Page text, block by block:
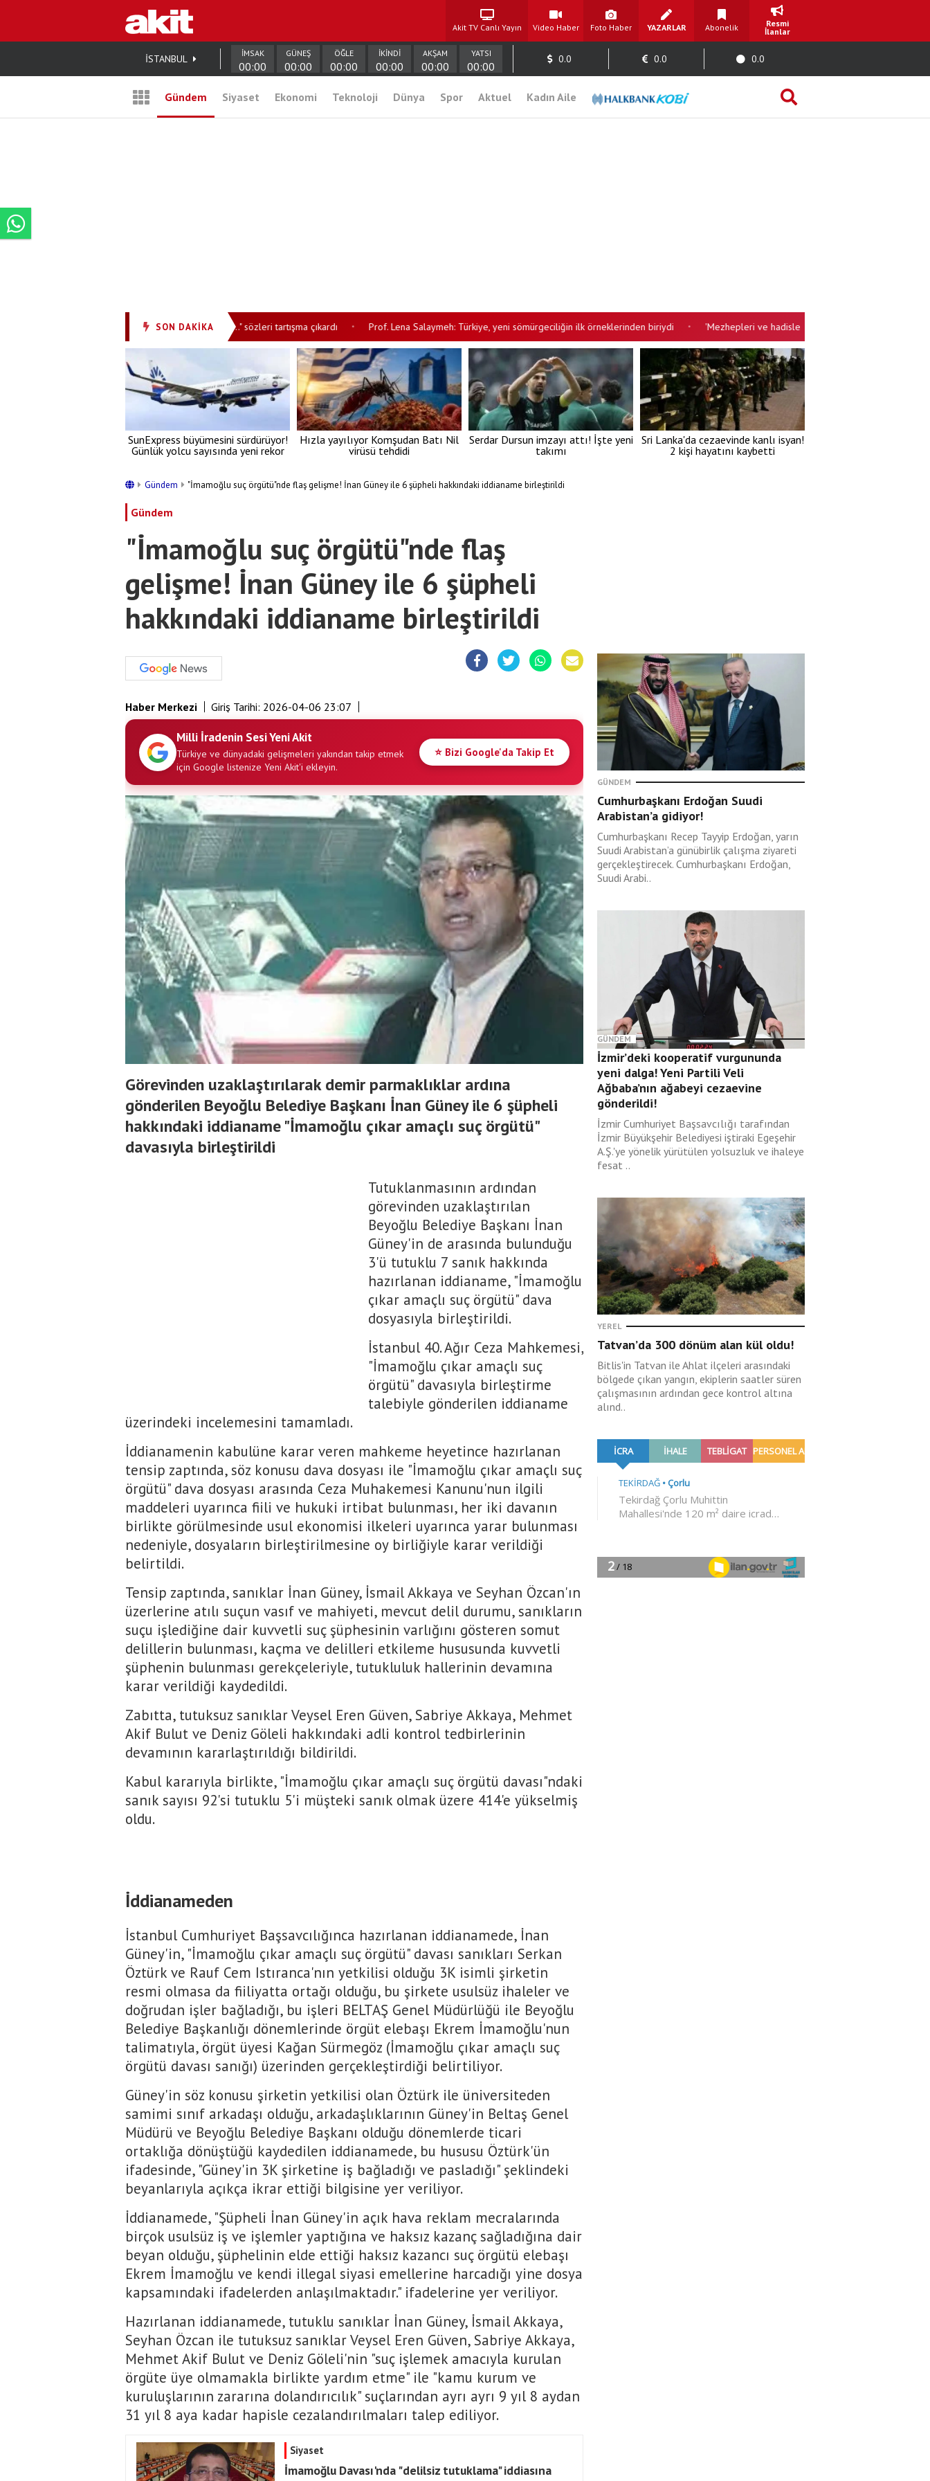
Akit TV Canlı Yayın Video Haber Foto Haber YAZARLAR Abonelik
Resmi
İlanlar
İSTANBUL İMSAK
00:00
GÜNEŞ
00:00
ÖĞLE
00:00
İKİNDİ
00:00
AKŞAM
00:00
YATSI
00:00
0.0 0.0 0.0
Gündem Siyaset Ekonomi Teknoloji Dünya Spor Aktuel Kadın Aile
SON DAKİKA
"Saçından bir tutam alayım da bakayım..." sözleri tartışma çıkardı • Prof. Lena Salaymeh: Türkiye, yeni sömürgeciliğin ilk örneklerinden biriydi • 'Mezhepleri ve hadisleri inkar etmenin sonu mürtetliktir!'
SunExpress büyümesini sürdürüyor!
Günlük yolcu sayısında yeni rekor
Hızla yayılıyor Komşudan Batı Nil
virüsü tehdidi
Serdar Dursun imzayı attı! İşte yeni
takımı
Sri Lanka'da cezaevinde kanlı isyan!
2 kişi hayatını kaybetti
Gündem "İmamoğlu suç örgütü"nde flaş gelişme! İnan Güney ile 6 şüpheli hakkındaki iddianame birleştirildi
Gündem
"İmamoğlu suç örgütü"nde flaş
gelişme! İnan Güney ile 6 şüpheli
hakkındaki iddianame birleştirildi
Haber Merkezi Giriş Tarihi: 2026-04-06 23:07
Milli İradenin Sesi Yeni Akit
Türkiye ve dünyadaki gelişmeleri yakından takip etmek
için Google listenize Yeni Akit'i ekleyin.
⭐ Bizi Google'da Takip Et
Görevinden uzaklaştırılarak demir parmaklıklar ardına
gönderilen Beyoğlu Belediye Başkanı İnan Güney ile 6 şüpheli
hakkındaki iddianame "İmamoğlu çıkar amaçlı suç örgütü"
davasıyla birleştirildi
Tutuklanmasının ardından
görevinden uzaklaştırılan
Beyoğlu Belediye Başkanı İnan
Güney'in de arasında bulunduğu
3'ü tutuklu 7 sanık hakkında
hazırlanan iddianame, "İmamoğlu
çıkar amaçlı suç örgütü" dava
dosyasıyla birleştirildi.
İstanbul 40. Ağır Ceza Mahkemesi,
"İmamoğlu çıkar amaçlı suç
örgütü" davasıyla birleştirme
talebiyle gönderilen iddianame
üzerindeki incelemesini tamamladı.
İddianamenin kabulüne karar veren mahkeme heyetince hazırlanan
tensip zaptında, söz konusu dava dosyası ile "İmamoğlu çıkar amaçlı suç
örgütü" dava dosyası arasında Ceza Muhakemesi Kanunu'nun ilgili
maddeleri uyarınca fiili ve hukuki irtibat bulunması, her iki davanın
birlikte görülmesinde usul ekonomisi ilkeleri uyarınca yarar bulunması
nedeniyle, dosyaların birleştirilmesine oy birliğiyle karar verildiği
belirtildi.
Tensip zaptında, sanıklar İnan Güney, İsmail Akkaya ve Seyhan Özcan'ın
üzerlerine atılı suçun vasıf ve mahiyeti, mevcut delil durumu, sanıkların
suçu işlediğine dair kuvvetli suç şüphesinin varlığını gösteren somut
delillerin bulunması, kaçma ve delilleri etkileme hususunda kuvvetli
şüphenin bulunması gerekçeleriyle, tutukluluk hallerinin devamına
karar verildiği kaydedildi.
Zabıtta, tutuksuz sanıklar Veysel Eren Güven, Sabriye Akkaya, Mehmet
Akif Bulut ve Deniz Göleli hakkındaki adli kontrol tedbirlerinin
devamının kararlaştırıldığı bildirildi.
Kabul kararıyla birlikte, "İmamoğlu çıkar amaçlı suç örgütü davası"ndaki
sanık sayısı 92'si tutuklu 5'i müşteki sanık olmak üzere 414'e yükselmiş
oldu.
İddianameden
İstanbul Cumhuriyet Başsavcılığınca hazırlanan iddianamede, İnan
Güney'in, "İmamoğlu çıkar amaçlı suç örgütü" davası sanıkları Serkan
Öztürk ve Rauf Cem Istıranca'nın yetkilisi olduğu 3K isimli şirketin
resmi olmasa da fiiliyatta ortağı olduğu, bu şirkete usulsüz ihaleler ve
doğrudan işler bağladığı, bu işleri BELTAŞ Genel Müdürlüğü ile Beyoğlu
Belediye Başkanlığı dönemlerinde örgüt elebaşı Ekrem İmamoğlu'nun
talimatıyla, örgüt üyesi Kağan Sürmegöz (İmamoğlu çıkar amaçlı suç
örgütü davası sanığı) üzerinden gerçekleştirdiği belirtiliyor.
Güney'in söz konusu şirketin yetkilisi olan Öztürk ile üniversiteden
samimi sınıf arkadaşı olduğu, arkadaşlıklarının Güney'in Beltaş Genel
Müdürü ve Beyoğlu Belediye Başkanı olduğu dönemlerde ticari
ortaklığa dönüştüğü kaydedilen iddianamede, bu hususu Öztürk'ün
ifadesinde, "Güney'in 3K şirketine iş bağladığı ve pasladığı" şeklindeki
beyanlarıyla açıkça ikrar ettiği bilgisine yer veriliyor.
İddianamede, "Şüpheli İnan Güney'in açık hava reklam mecralarında
birçok usulsüz iş ve işlemler yaptığına ve haksız kazanç sağladığına dair
beyan olduğu, şüphelinin elde ettiği haksız kazancı suç örgütü elebaşı
Ekrem İmamoğlu ve kendi illegal siyasi emellerine harcadığı yine dosya
kapsamındaki ifadelerden anlaşılmaktadır." ifadelerine yer veriliyor.
Hazırlanan iddianamede, tutuklu sanıklar İnan Güney, İsmail Akkaya,
Seyhan Özcan ile tutuksuz sanıklar Veysel Eren Güven, Sabriye Akkaya,
Mehmet Akif Bulut ve Deniz Göleli'nin "suç işlemek amacıyla kurulan
örgüte üye olmamakla birlikte yardım etme" ile "kamu kurum ve
kuruluşlarının zararına dolandırıcılık" suçlarından ayrı ayrı 9 yıl 8 aydan
31 yıl 8 aya kadar hapisle cezalandırılmaları talep ediliyor.
Siyaset
İmamoğlu Davası'nda "delilsiz tutuklama" iddiasına
GÜNDEM
Cumhurbaşkanı Erdoğan Suudi
Arabistan’a gidiyor!
Cumhurbaşkanı Recep Tayyip Erdoğan, yarın
Suudi Arabistan’a günübirlik çalışma ziyareti
gerçekleştirecek. Cumhurbaşkanı Erdoğan,
Suudi Arabi..
GÜNDEM
İzmir’deki kooperatif vurgununda
yeni dalga! Yeni Partili Veli
Ağbaba’nın ağabeyi cezaevine
gönderildi!
İzmir Cumhuriyet Başsavcılığı tarafından
İzmir Büyükşehir Belediyesi iştiraki Egeşehir
A.Ş.'ye yönelik yürütülen yolsuzluk ve ihaleye
fesat ..
YEREL
Tatvan’da 300 dönüm alan kül oldu!
Bitlis'in Tatvan ile Ahlat ilçeleri arasındaki
bölgede çıkan yangın, ekiplerin saatler süren
çalışmasının ardından gece kontrol altına
alınd..